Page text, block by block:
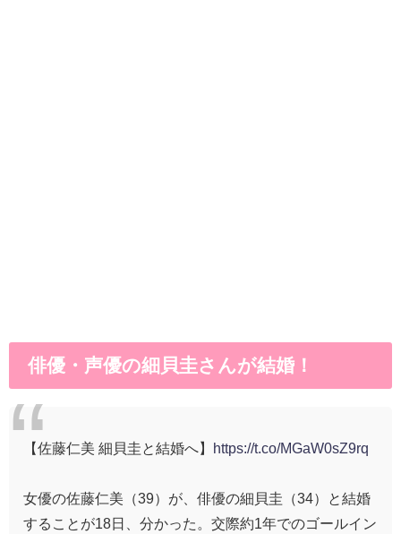
俳優・声優の細貝圭さんが結婚！
【佐藤仁美 細貝圭と結婚へ】 https://t.co/MGaW0sZ9rq
女優の佐藤仁美（39）が、俳優の細貝圭（34）と結婚
することが18日、分かった。交際約1年でのゴールイン